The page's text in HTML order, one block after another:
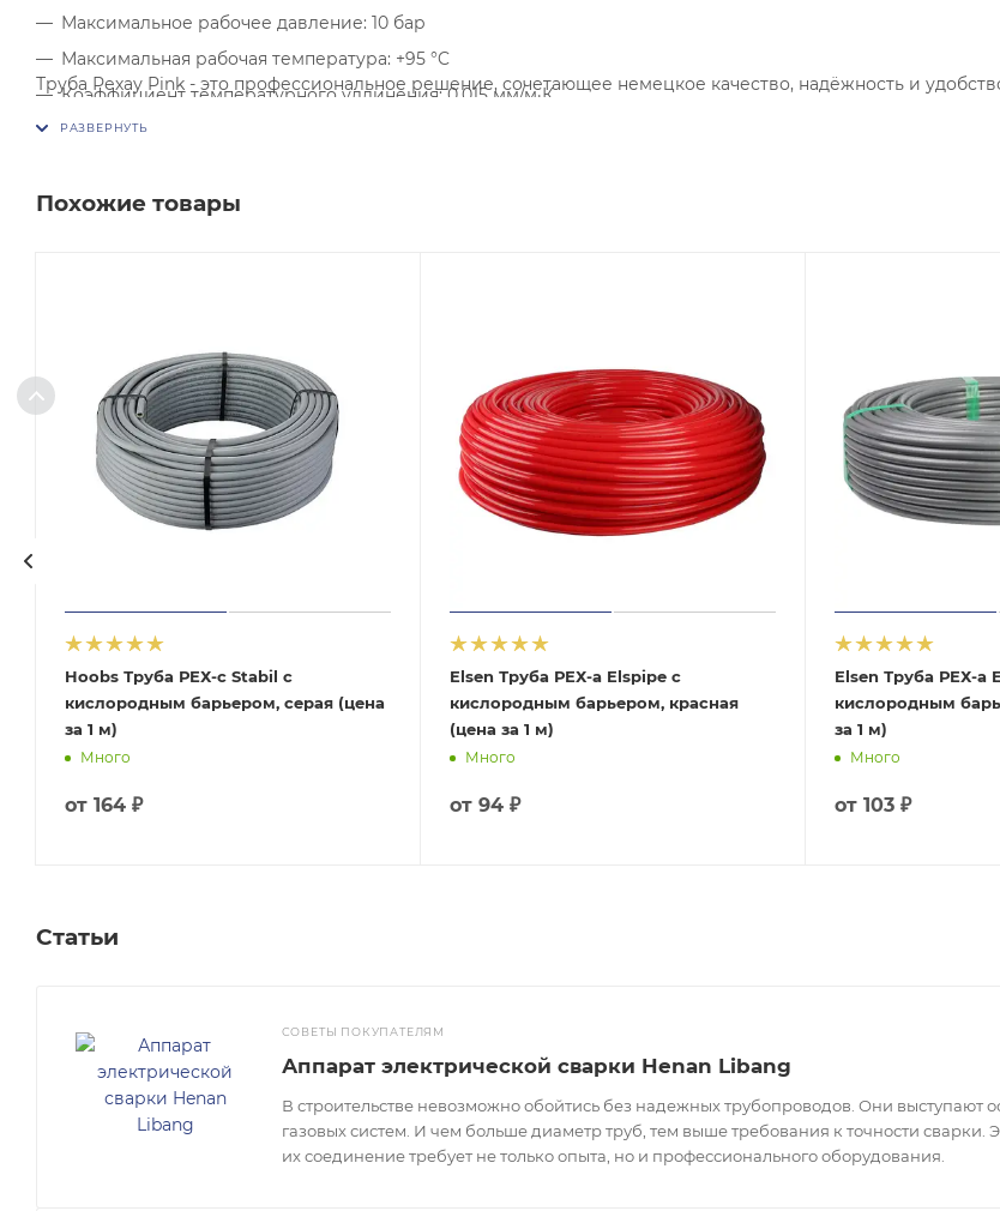
Максимальное рабочее давление: 10 бар
Максимальная рабочая температура: +95 °C
Коэффициент температурного удлинения: 0,015 мм/м·К
Теплопроводность: 0,35 Вт/м·К
Цвет: Розовый
Труба Рехау Pink - это профессиональное решение, сочетающее немецкое качество, надёжность и
Похожие товары
Hoobs Труба РЕХ-c Stabil с
кислородным барьером, серая (цена
за 1 м)
Много
от 164 ₽
Elsen Труба РЕХ-a Elspipe с
кислородным барьером, красная
(цена за 1 м)
Много
от 94 ₽
Elsen Труба РЕХ-a
кислородным
за 1 м)
Много
от 103 ₽
Статьи
СОВЕТЫ ПОКУПАТЕЛЯМ
Аппарат электрической сварки Henan Libang
В строительстве невозможно обойтись без надежных трубопроводов. Они выступают
газовых систем. И чем больше диаметр труб, тем выше требования к точности
их соединение требует не только опыта, но и профессионального оборудования.